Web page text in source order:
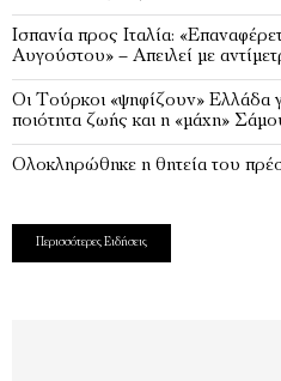
Ισπανία προς Ιταλία:
Αυγούστου» – Απειλεί με
Οι Τούρκοι «ψηφίζουν» Ελλάδα
ποιότητα ζωής και η «μάχη»
Ολοκληρώθηκε η θητεία του
Περισσότερες Ειδήσεις